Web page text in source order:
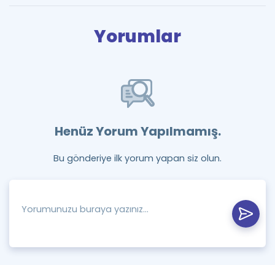
Yorumlar
Henüz Yorum Yapılmamış.
Bu gönderiye ilk yorum yapan siz olun.